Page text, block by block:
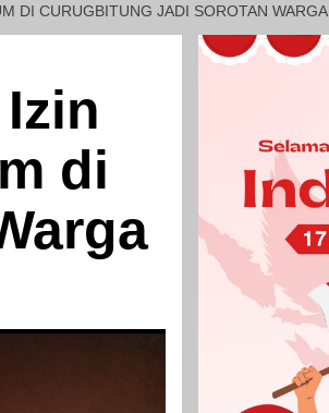
DI CURUGBITUNG JADI SOROTAN WARGA
di